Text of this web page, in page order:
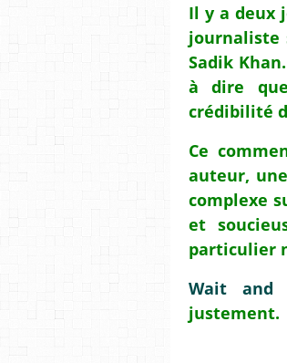
Il y a deux
journaliste
Sadik
à dire
crédibilité
Ce
auteur,
complexe
et
particulier
Wait and
justement.